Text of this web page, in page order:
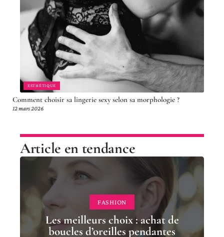
ESTHÉTIQUE
Comment choisir sa lingerie sexy selon sa morphologie ?
12 mars 2026
Article en tendance
FASHION
Les meilleurs choix : achat de
boucles d’oreilles pendantes